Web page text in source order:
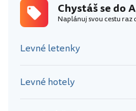
Chystáš se do
Naplánuj svou cestu raz
Levné letenky
Levné hotely